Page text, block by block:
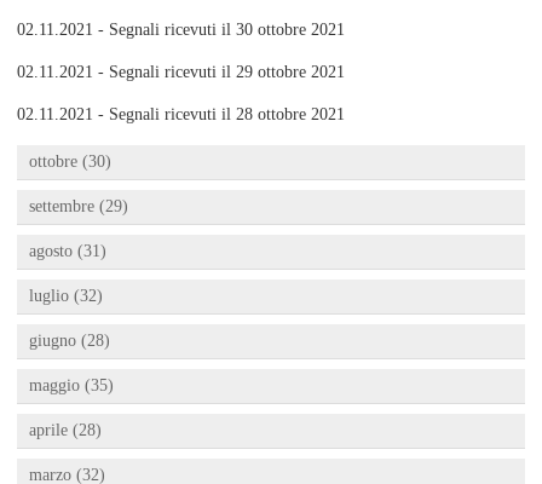
02.11.2021 - Segnali ricevuti il 30 ottobre 2021
02.11.2021 - Segnali ricevuti il 29 ottobre 2021
02.11.2021 - Segnali ricevuti il 28 ottobre 2021
ottobre (30)
settembre (29)
agosto (31)
luglio (32)
giugno (28)
maggio (35)
aprile (28)
marzo (32)